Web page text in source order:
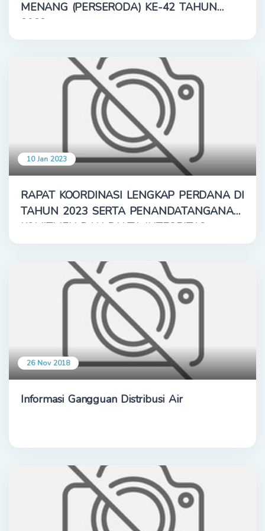
MENANG (PERSERODA) KE-42 TAHUN
2022
10 Jan 2023
RAPAT KOORDINASI LENGKAP PERDANA DI
TAHUN 2023 SERTA PENANDATANGANAN
KOMITMEN DAN PAKTA INTEGRITAS
26 Nov 2018
Informasi Gangguan Distribusi Air